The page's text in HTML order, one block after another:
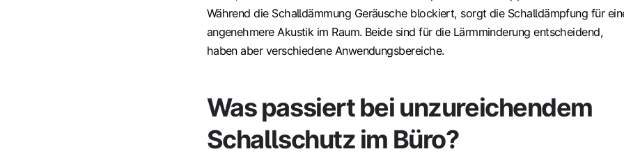
Während die Schalldämmung Geräusche blockiert, sorgt die Schalldämpfung für
angenehmere Akustik im Raum. Beide sind für die Lärmminderung entscheidend,
haben aber verschiedene Anwendungsbereiche.
Was passiert bei unzureichendem
Schallschutz im Büro?